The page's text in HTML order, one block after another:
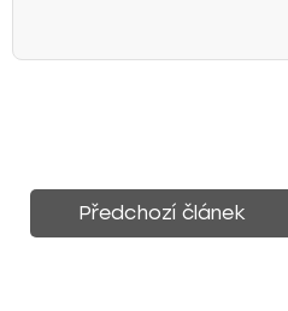
Předchozí článek